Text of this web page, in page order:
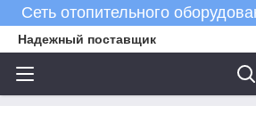
Сеть отопительного
Надежный поставщик